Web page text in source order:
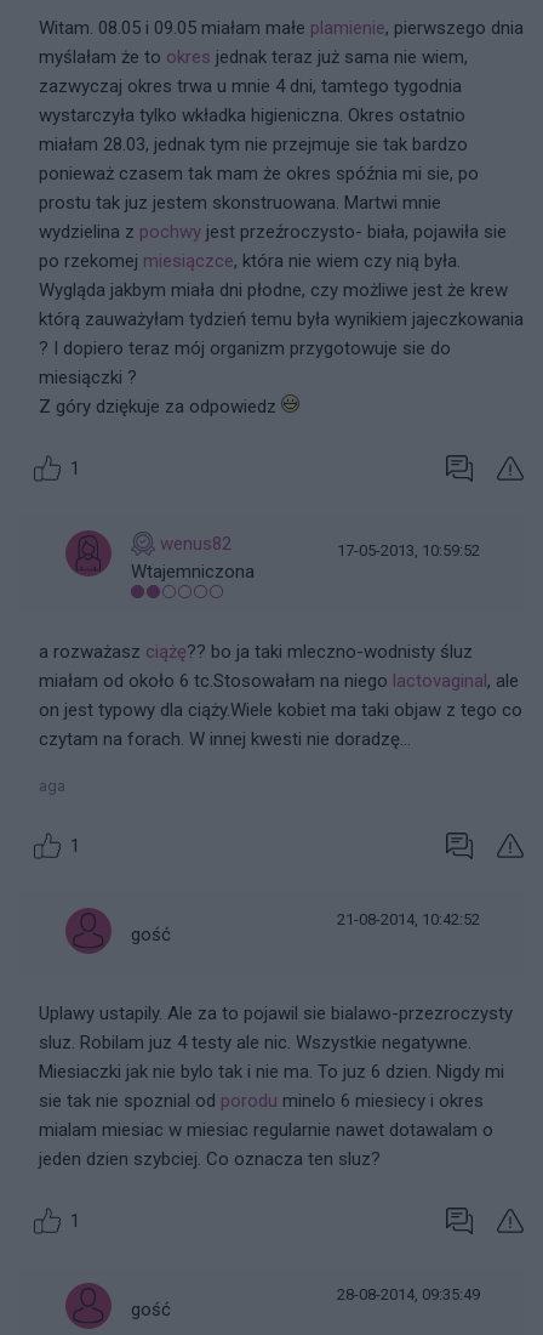
Witam. 08.05 i 09.05 miałam małe plamienie, pierwszego dnia
myślałam że to okres jednak teraz już sama nie wiem,
zazwyczaj okres trwa u mnie 4 dni, tamtego tygodnia
wystarczyła tylko wkładka higieniczna. Okres ostatnio
miałam 28.03, jednak tym nie przejmuje sie tak bardzo
ponieważ czasem tak mam że okres spóźnia mi sie, po
prostu tak juz jestem skonstruowana. Martwi mnie
wydzielina z pochwy jest przeźroczysto- biała, pojawiła sie
po rzekomej miesiączce, która nie wiem czy nią była.
Wygląda jakbym miała dni płodne, czy możliwe jest że krew
którą zauważyłam tydzień temu była wynikiem jajeczkowania
? I dopiero teraz mój organizm przygotowuje sie do
miesiączki ?
Z góry dziękuje za odpowiedz
1
wenus82
Wtajemniczona
17-05-2013, 10:59:52
a rozważasz ciążę?? bo ja taki mleczno-wodnisty śluz
miałam od około 6 tc.Stosowałam na niego lactovaginal, ale
on jest typowy dla ciąży.Wiele kobiet ma taki objaw z tego co
czytam na forach. W innej kwesti nie doradzę...
aga
1
gość
21-08-2014, 10:42:52
Uplawy ustapily. Ale za to pojawil sie bialawo-przezroczysty
sluz. Robilam juz 4 testy ale nic. Wszystkie negatywne.
Miesiaczki jak nie bylo tak i nie ma. To juz 6 dzien. Nigdy mi
sie tak nie spoznial od porodu minelo 6 miesiecy i okres
mialam miesiac w miesiac regularnie nawet dotawalam o
jeden dzien szybciej. Co oznacza ten sluz?
1
gość
28-08-2014, 09:35:49